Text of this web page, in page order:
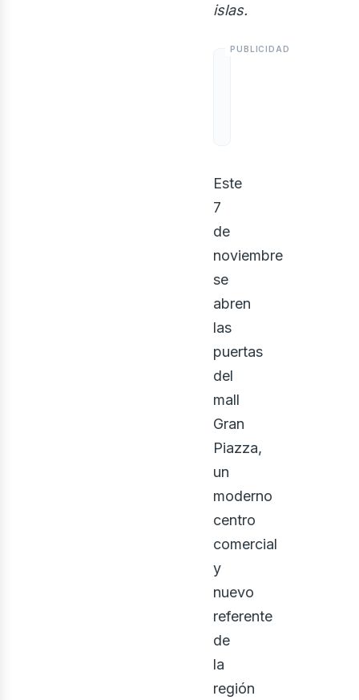
islas.
Este
7
de
noviembre
se
abren
las
puertas
del
mall
Gran
Piazza,
un
moderno
centro
comercial
y
nuevo
referente
de
la
región